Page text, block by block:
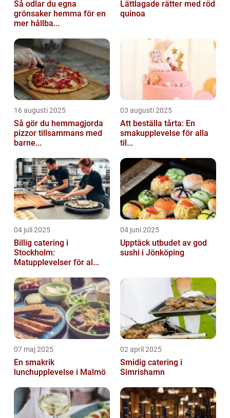
Så odlar du egna
grönsaker hemma för en
mer hållba...
Lättlagade rätter med röd
quinoa
16 augusti 2025
Så gör du hemmagjorda
pizzor tillsammans med
barne...
03 augusti 2025
Att beställa tårta: En
smakupplevelse för alla
til...
04 juli 2025
Billig catering i
Stockholm:
Matupplevelser för al...
04 juni 2025
Upptäck utbudet av god
sushi i Jönköping
07 maj 2025
En smakrik
lunchupplevelse i Malmö
02 april 2025
Smidig catering i
Simrishamn